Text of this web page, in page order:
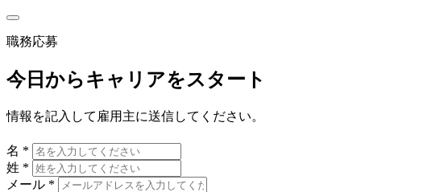
職務応募
今日からキャリアをスタート
情報を記入して雇用主に送信してください。
名 *
姓 *
メール *